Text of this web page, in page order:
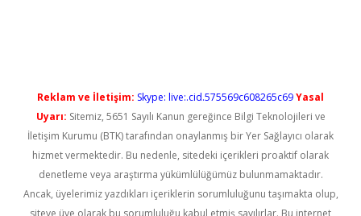
Reklam ve İletişim: Skype: live:.cid.575569c608265c69Yasal
Uyarı: Sitemiz, 5651 Sayılı Kanun gereğince Bilgi Teknolojileri ve
İletişim Kurumu (BTK) tarafından onaylanmış bir Yer Sağlayıcı olarak
hizmet vermektedir. Bu nedenle, sitedeki içerikleri proaktif olarak
denetleme veya araştırma yükümlülüğümüz bulunmamaktadır.
Ancak, üyelerimiz yazdıkları içeriklerin sorumluluğunu taşımakta olup,
siteye üye olarak bu sorumluluğu kabul etmiş sayılırlar. Bu internet